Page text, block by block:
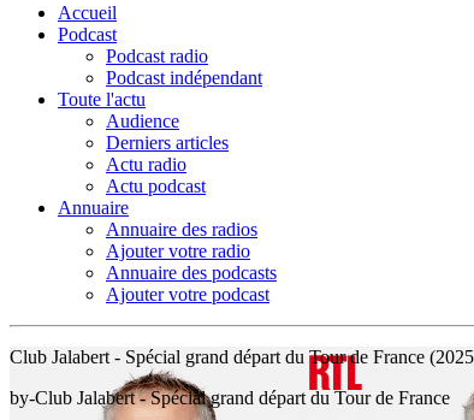
Accueil
Podcast
Podcast radio
Podcast indépendant
Toute l'actu
Audience
Derniers articles
Actu radio
Actu podcast
Annuaire
Annuaire des radios
Ajouter votre radio
Annuaire des podcasts
Ajouter votre podcast
Club Jalabert - Spécial grand départ du Tour de France
by-Club Jalabert - Spécial grand départ du Tour de France